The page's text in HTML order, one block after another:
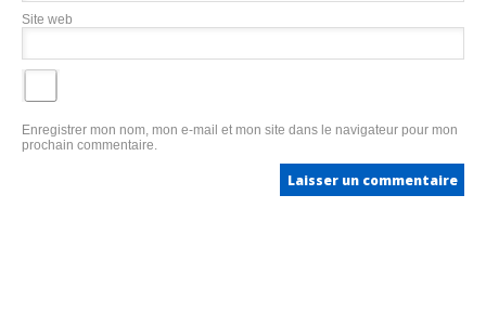
Site web
Enregistrer mon nom, mon e-mail et mon site dans le navigateur pour mon
prochain commentaire.